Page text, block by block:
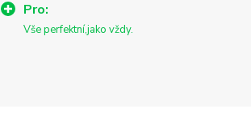
Pro:
Vše perfektní,jako vždy.